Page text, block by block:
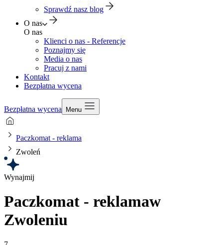
Sprawdź nasz blog
O nas
O nas
Klienci o nas - Referencje
Poznajmy się
Media o nas
Pracuj z nami
Kontakt
Bezpłatna wycena
Bezpłatna wycena Menu
Paczkomat - reklama
Zwoleń
Wynajmij
Paczkomat - reklamaw
Zwoleniu